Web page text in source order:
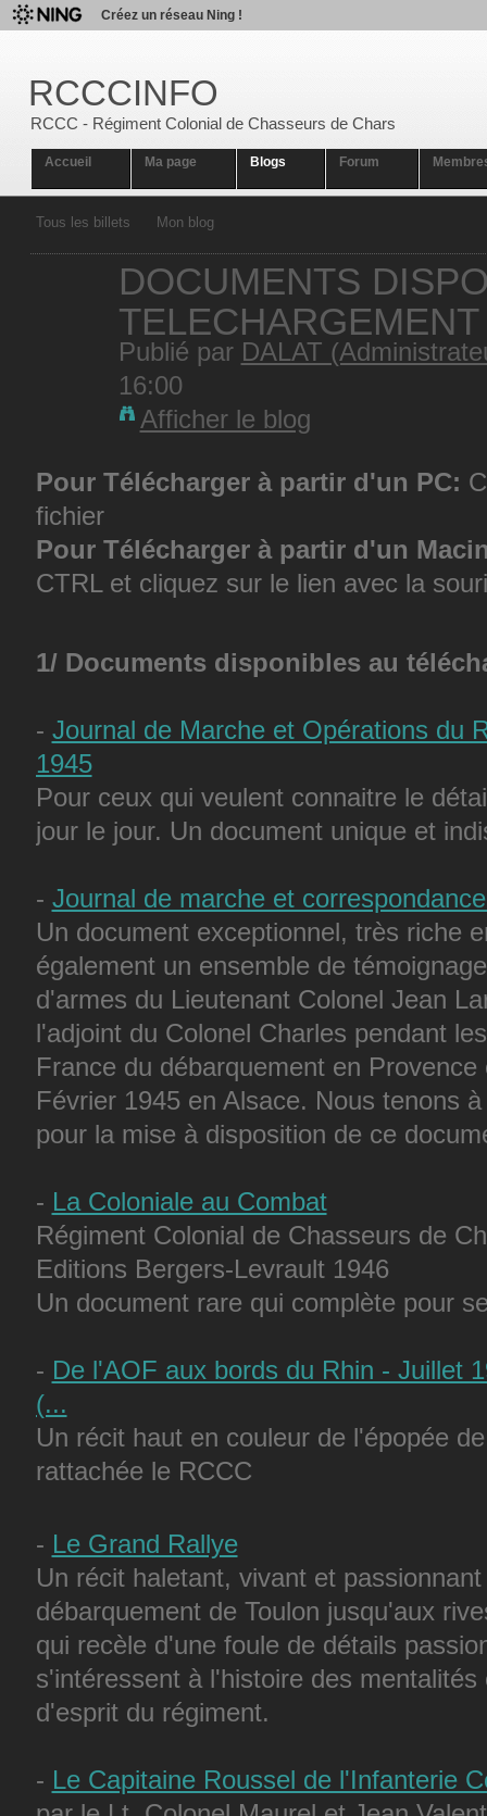
Créez un réseau Ning !
RCCCINFO
RCCC - Régiment Colonial de Chasseurs de Chars
Accueil Ma page Blogs Forum
Tous les billets Mon blog
DOCUMENTS
TELECHARGEMENT
Publié par DALAT
16:00
Afficher le blog
Pour Télécharger à partir d'un PC:
fichier
Pour Télécharger à partir d'un
CTRL et cliquez sur le lien avec la
1/ Documents disponibles au
- Journal de Marche et Opérations du
1945
Pour ceux qui veulent connaitre le
jour le jour. Un document unique et
- Journal de marche et
Un document exceptionnel, très riche
également un ensemble de
d'armes du Lieutenant Colonel Jean
l'adjoint du Colonel Charles pendant
France du débarquement en
Février 1945 en Alsace. Nous tenons
pour la mise à disposition de ce
- La Coloniale au Combat
Régiment Colonial de Chasseurs de
Editions Bergers-Levrault 1946
Un document rare qui complète pour
- De l'AOF aux bords du Rhin - Juillet
(...
Un récit haut en couleur de l'épopée
rattachée le RCCC
- Le Grand Rallye
Un récit haletant, vivant et
débarquement de Toulon jusqu'aux
qui recèle d'une foule de détails
s'intéressent à l'histoire des
d'esprit du régiment.
- Le Capitaine Roussel de l'Infanterie